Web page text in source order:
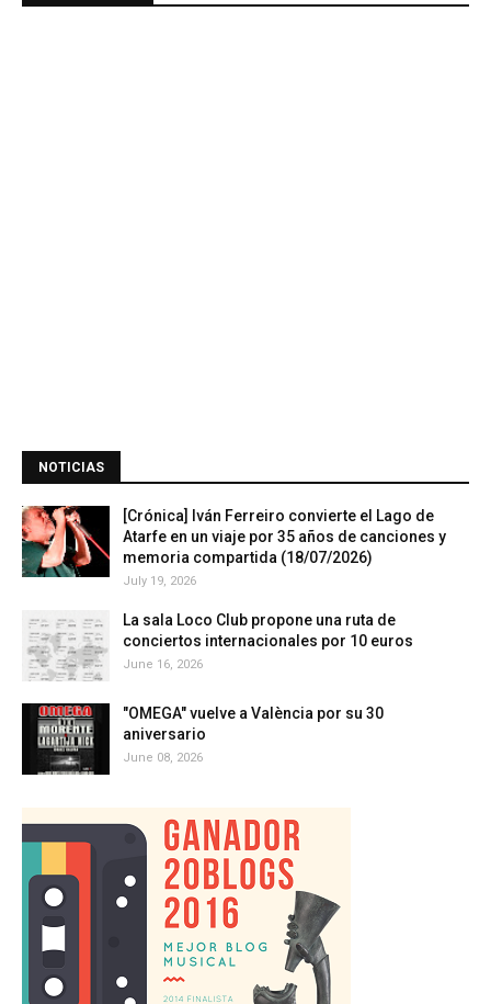
NOTICIAS
[Crónica] Iván Ferreiro convierte el Lago de
Atarfe en un viaje por 35 años de canciones y
memoria compartida (18/07/2026)
July 19, 2026
La sala Loco Club propone una ruta de
conciertos internacionales por 10 euros
June 16, 2026
"OMEGA" vuelve a València por su 30
aniversario
June 08, 2026